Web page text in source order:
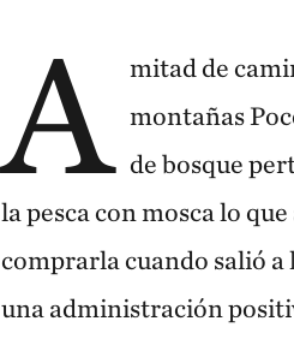
A mitad de
montañas
de bosque
la pesca con mosca lo
comprarla cuando salió a
una administración